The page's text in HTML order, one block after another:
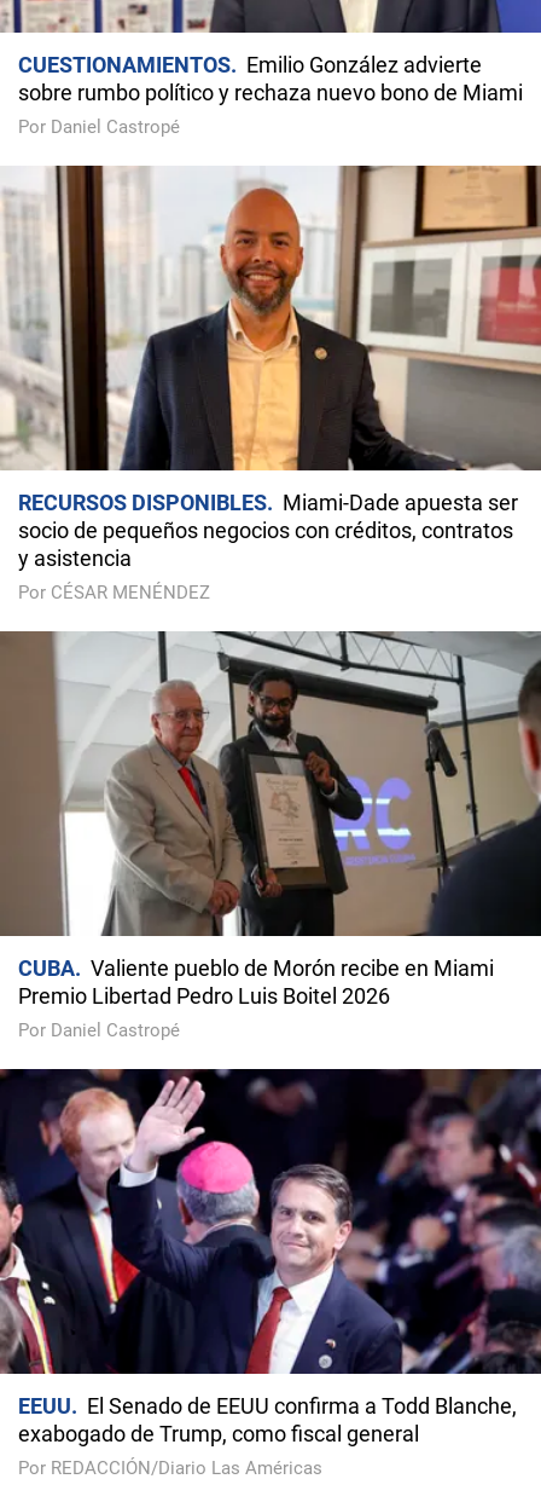
CUESTIONAMIENTOS
Emilio González advierte
sobre rumbo político y rechaza nuevo bono de Miami
Por Daniel Castropé
RECURSOS DISPONIBLES
Miami-Dade apuesta ser
socio de pequeños negocios con créditos, contratos
y asistencia
Por CÉSAR MENÉNDEZ
CUBA
Valiente pueblo de Morón recibe en Miami
Premio Libertad Pedro Luis Boitel 2026
Por Daniel Castropé
EEUU
El Senado de EEUU confirma a Todd Blanche,
exabogado de Trump, como fiscal general
Por REDACCIÓN/Diario Las Américas